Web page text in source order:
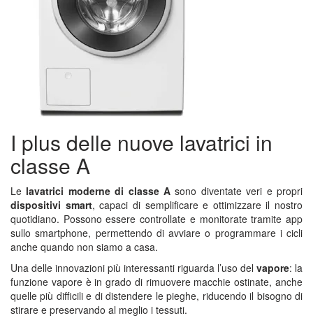
I plus delle nuove lavatrici in
classe A
Le lavatrici moderne di classe A sono diventate veri e propri
dispositivi smart, capaci di semplificare e ottimizzare il nostro
quotidiano. Possono essere controllate e monitorate tramite app
sullo smartphone, permettendo di avviare o programmare i cicli
anche quando non siamo a casa.
Una delle innovazioni più interessanti riguarda l’uso del vapore: la
funzione vapore è in grado di rimuovere macchie ostinate, anche
quelle più difficili e di distendere le pieghe, riducendo il bisogno di
stirare e preservando al meglio i tessuti.